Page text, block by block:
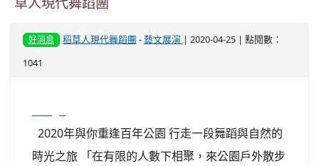
草人現代舞蹈團
好消息 稻草人現代舞蹈團 -藝文展演 | 2020-04-25 | 點閱數：
1041
2020年與你重逢百年公園 行走一段舞蹈與自然的
時光之旅 「在有限的人數下相聚，來公園戶外散步